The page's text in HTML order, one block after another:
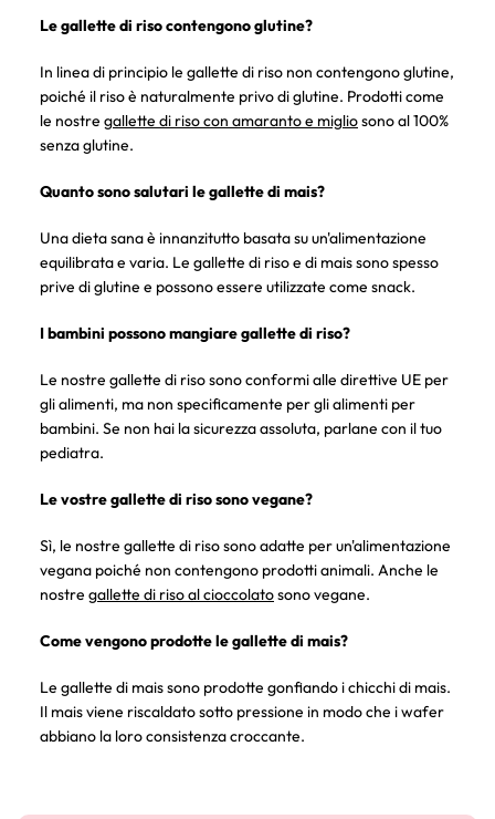
Le gallette di riso contengono glutine?
In linea di principio le gallette di riso non contengono glutine,
poiché il riso è naturalmente privo di glutine. Prodotti come
le nostre gallette di riso con amaranto e migliosono al 100%
senza glutine.
Quanto sono salutari le gallette di mais?
Una dieta sana è innanzitutto basata su un'alimentazione
equilibrata e varia. Le gallette di riso e di mais sono spesso
prive di glutine e possono essere utilizzate come snack.
I bambini possono mangiare gallette di riso?
Le nostre gallette di riso sono conformi alle direttive UE per
gli alimenti, ma non specificamente per gli alimenti per
bambini. Se non hai la sicurezza assoluta, parlane con il tuo
pediatra.
Le vostre gallette di riso sono vegane?
Sì, le nostre gallette di riso sono adatte per un'alimentazione
vegana poiché non contengono prodotti animali. Anche le
nostre gallette di riso al cioccolatosono vegane.
Come vengono prodotte le gallette di mais?
Le gallette di mais sono prodotte gonfiando i chicchi di mais.
Il mais viene riscaldato sotto pressione in modo che i wafer
abbiano la loro consistenza croccante.